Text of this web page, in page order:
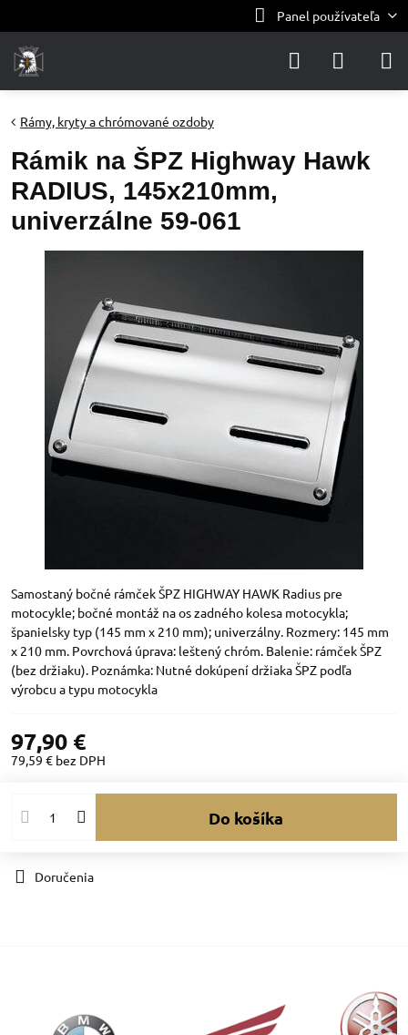
Panel používateľa
Rámy, kryty a chrómované ozdoby
Rámik na ŠPZ Highway Hawk
RADIUS, 145x210mm,
univerzálne 59-061
Samostaný bočné rámček ŠPZ HIGHWAY HAWK Radius pre
motocykle; bočné montáž na os zadného kolesa motocykla;
španielsky typ (145 mm x 210 mm); univerzálny. Rozmery: 145 mm
x 210 mm. Povrchová úprava: leštený chróm. Balenie: rámček ŠPZ
(bez držiaku). Poznámka: Nutné dokúpení držiaka ŠPZ podľa
výrobcu a typu motocykla
97,90 €
79,59 € bez DPH
Do košíka
Doručenia